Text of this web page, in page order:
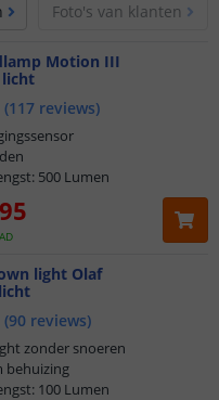
verlichting voor
aanbiedingen op solar
tot sfeervolle
met korting staan
verlichting
altijd nieuwe deals
ons aanbod verandert
tuin voordelig met de
Foto's van klanten
Motion III
(117 reviews)
95
500 Lumen
light Olaf
(90 reviews)
zonder snoeren
behuizing
100 Lumen